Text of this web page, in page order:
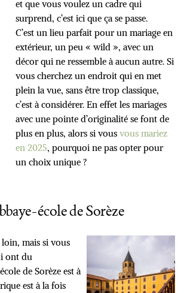
et que vous voulez un cadre qui
surprend, c’est ici que ça se passe.
C’est un lieu parfait pour un mariage en
extérieur, un peu « wild », avec un
décor qui ne ressemble à aucun autre. Si
vous cherchez un endroit qui en met
plein la vue, sans être trop classique,
c’est à considérer. En effet les mariages
avec une pointe d’originalité se font de
plus en plus, alors si vousvous mariez
en 2025, pourquoi ne pas opter pour
un choix unique ?
école de Sorèze
loin, mais si vous
ont du
de Sorèze est à
est à la fois